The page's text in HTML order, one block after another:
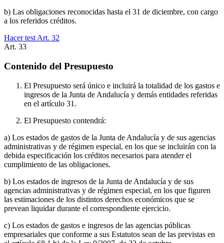
b) Las obligaciones reconocidas hasta el 31 de diciembre, con cargo
a los referidos créditos.
Hacer test Art. 32
Art. 33
Contenido del Presupuesto
El Presupuesto será único e incluirá la totalidad de los gastos e
ingresos de la Junta de Andalucía y demás entidades referidas
en el artículo 31.
El Presupuesto contendrá:
a) Los estados de gastos de la Junta de Andalucía y de sus agencias
administrativas y de régimen especial, en los que se incluirán con la
debida especificación los créditos necesarios para atender el
cumplimiento de las obligaciones.
b) Los estados de ingresos de la Junta de Andalucía y de sus
agencias administrativas y de régimen especial, en los que figuren
las estimaciones de los distintos derechos económicos que se
prevean liquidar durante el correspondiente ejercicio.
c) Los estados de gastos e ingresos de las agencias públicas
empresariales que conforme a sus Estatutos sean de las previstas en